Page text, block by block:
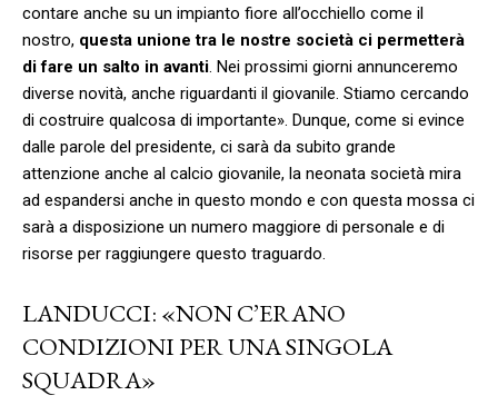
contare anche su un impianto fiore all’occhiello come il
nostro, questa unione tra le nostre società ci permetterà
di fare un salto in avanti. Nei prossimi giorni annunceremo
diverse novità, anche riguardanti il giovanile. Stiamo cercando
di costruire qualcosa di importante». Dunque, come si evince
dalle parole del presidente, ci sarà da subito grande
attenzione anche al calcio giovanile, la neonata società mira
ad espandersi anche in questo mondo e con questa mossa ci
sarà a disposizione un numero maggiore di personale e di
risorse per raggiungere questo traguardo.
LANDUCCI: «NON C’ERANO
CONDIZIONI PER UNA SINGOLA
SQUADRA»